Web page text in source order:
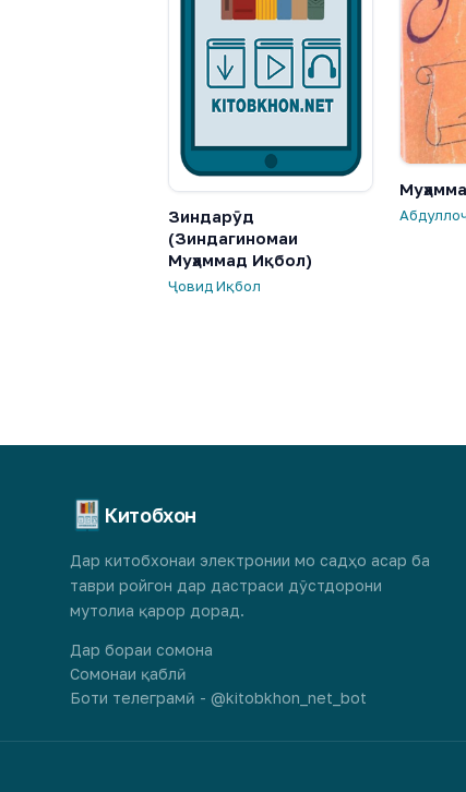
Зиндарӯд
(Зиндагиномаи
Муҳаммад Иқбол)
Ҷовид Иқбол
Китобхон
Дар китобхонаи электронии мо садҳо асар ба
таври ройгон дар дастраси дӯстдорони
мутолиа қарор дорад.
Дар бораи сомона
Сомонаи қаблӣ
Боти телеграмӣ - @kitobkhon_net_bot